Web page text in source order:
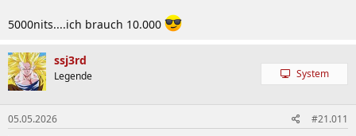
5000nits....ich brauch 10.000
ssj3rd
Legende System
05.05.2026 #21.011